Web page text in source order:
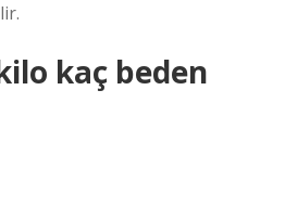
kaç beden